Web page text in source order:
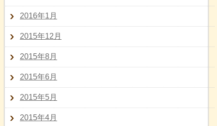
2016年1月
2015年12月
2015年8月
2015年6月
2015年5月
2015年4月